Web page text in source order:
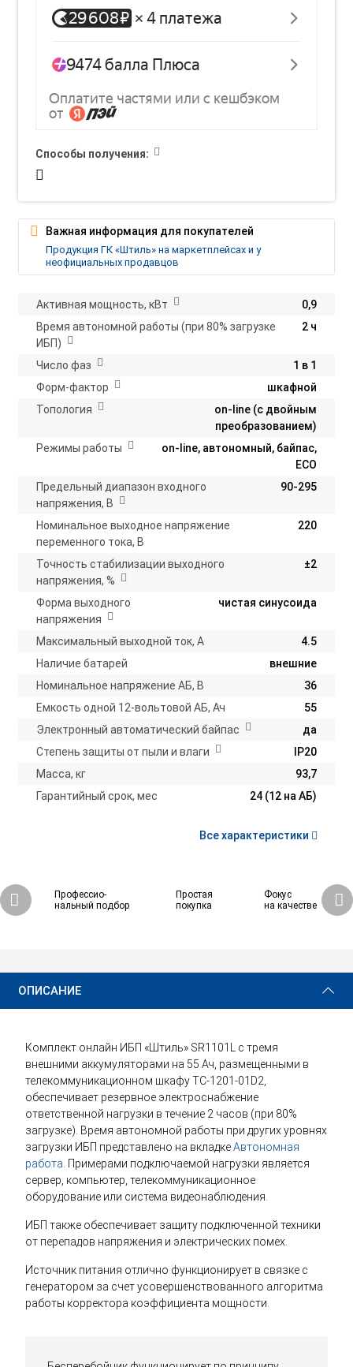
Активная мощность, кВт
0,9
Время автономной работы (при 80% загрузке
ИБП)
2 ч
Число фаз
1 в 1
Форм-фактор
шкафной
Топология
on-line (с двойным
преобразованием)
Режимы работы
on-line, автономный, байпас,
ECO
Предельный диапазон входного
напряжения, В
90-295
Номинальное выходное напряжение
переменного тока, В
220
Точность стабилизации выходного
напряжения, %
±2
Форма выходного
напряжения
чистая синусоида
Максимальный выходной ток, А
4.5
Наличие батарей
внешние
Номинальное напряжение АБ, В
36
Емкость одной 12-вольтовой АБ, Ач
55
Электронный автоматический байпас
да
Степень защиты от пыли и влаги
IP20
Масса, кг
93,7
Гарантийный срок, мес
24 (12 на АБ)
Все характеристики
Способы получения:
Важная информация для покупателей
Продукция ГК «Штиль» на маркетплейсах и у
неофициальных продавцов
Профессио-
нальный подбор
Простая
покупка
Фокус
на качестве
118 431 ₽ Купить
ОПИСАНИЕ
Комплект онлайн ИБП «Штиль» SR1101L с тремя
внешними аккумуляторами на 55 Ач, размещенными в
телекоммуникационном шкафу TC-1201-01D2,
обеспечивает резервное электроснабжение
ответственной нагрузки в течение 2 часов (при 80%
загрузке). Время автономной работы при других уровнях
загрузки ИБП представлено на вкладкеАвтономная
работа . Примерами подключаемой нагрузки является
сервер, компьютер, телекоммуникационное
оборудование или система видеонаблюдения.
ИБП также обеспечивает защиту подключенной техники
от перепадов напряжения и электрических помех.
Источник питания отлично функционирует в связке с
генератором за счет усовершенствованного алгоритма
работы корректора коэффициента мощности.